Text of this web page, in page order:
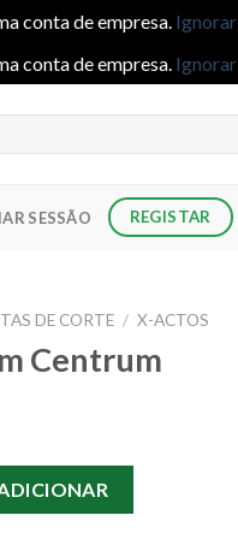
conta de empresa. Ignorar
conta de empresa. Ignorar
SESSÃO REGISTAR
DE CORTE / X-ACTOS
Centrum